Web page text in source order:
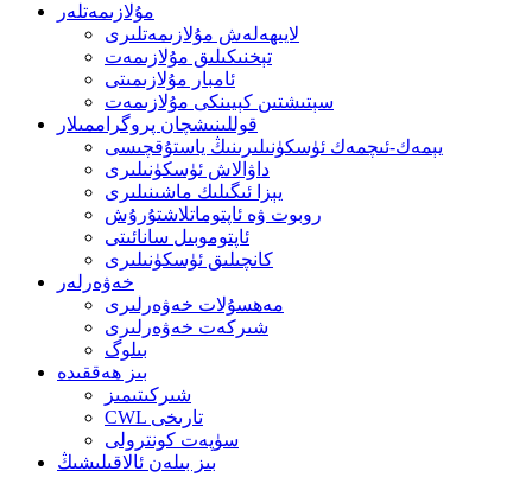
مۇلازىمەتلەر
لايىھەلەش مۇلازىمەتلىرى
تېخنىكىلىق مۇلازىمەت
ئامبار مۇلازىمىتى
سېتىشتىن كېيىنكى مۇلازىمەت
قوللىنىشچان پروگراممىلار
يېمەك-ئىچمەك ئۈسكۈنىلىرىنىڭ ياستۇقچىسى
داۋالاش ئۈسكۈنىلىرى
يېزا ئىگىلىك ماشىنىلىرى
روبوت ۋە ئاپتوماتلاشتۇرۇش
ئاپتوموبىل سانائىتى
كانچىلىق ئۈسكۈنىلىرى
خەۋەرلەر
مەھسۇلات خەۋەرلىرى
شىركەت خەۋەرلىرى
بىلوگ
بىز ھەققىدە
شىركىتىمىز
CWL تارىخى
سۈپەت كونترولى
بىز بىلەن ئالاقىلىشىڭ